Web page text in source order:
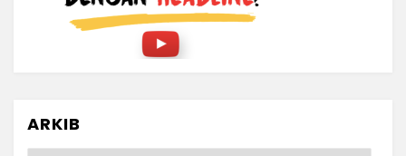
ARKIB